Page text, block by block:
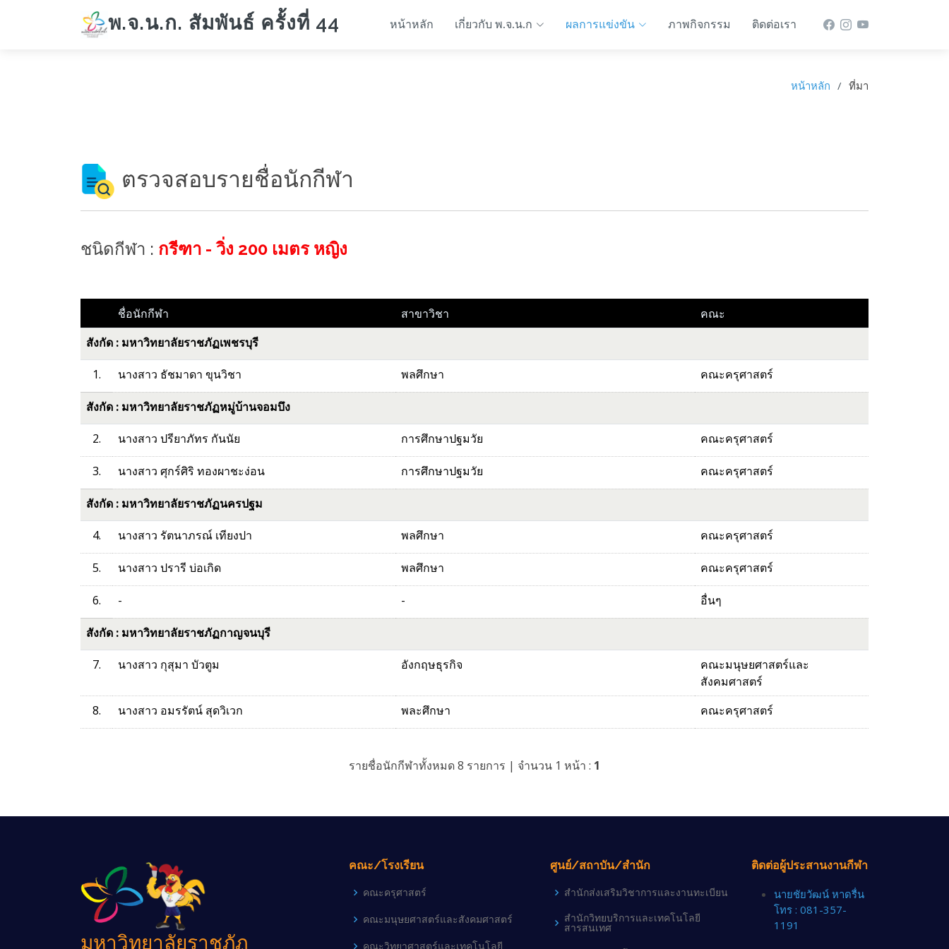
พ.จ.น.ก. สัมพันธ์ ครั้งที่ 44 หน้าหลัก เกี่ยวกับ พ.จ.น.ก ผลการแข่งขัน ภาพกิจกรรม ติดต่อเรา
หน้าหลัก ที่มา
ตรวจสอบรายชื่อนักกีฬา
ชนิดกีฬา : กรีฑา - วิ่ง 200 เมตร หญิง
ชื่อนักกีฬา สาขาวิชา
คณะ
สังกัด : มหาวิทยาลัยราชภัฏเพชรบุรี
1. นางสาว ธัชมาดา ขุนวิชา พลศึกษา คณะครุศาสตร์
สังกัด : มหาวิทยาลัยราชภัฏหมู่บ้านจอมบึง
2. นางสาว ปรียาภัทร กันนัย การศึกษาปฐมวัย คณะครุศาสตร์
3. นางสาว ศุกร์ศิริ ทองผาชะง่อน การศึกษาปฐมวัย คณะครุศาสตร์
สังกัด : มหาวิทยาลัยราชภัฏนครปฐม
4. นางสาว รัตนาภรณ์ เทียงปา พลศึกษา คณะครุศาสตร์
5. นางสาว ปรารี บ่อเกิด พลศึกษา คณะครุศาสตร์
6. - - อื่นๆ
สังกัด : มหาวิทยาลัยราชภัฏกาญจนบุรี
7. นางสาว กุสุมา บัวตูม อังกฤษธุรกิจ
คณะมนุษยศาสตร์และ
สังคมศาสตร์
8.
นางสาว อมรรัตน์ สุดวิเวก พละศึกษา คณะครุศาสตร์
รายชื่อนักกีฬาทั้งหมด 8 รายการ | จำนวน 1 หน้า : 1
มหาวิทยาลัยราชภัฏ
คณะ/โรงเรียน
คณะครุศาสตร์
คณะมนุษยศาสตร์และสังคมศาสตร์
คณะวิทยาศาสตร์และเทคโนโลยี
ศูนย์/สถาบัน/สำนัก
สำนักส่งเสริมวิชาการและงานทะเบียน
สำนักวิทยบริการและเทคโนโลยี
สารสนเทศ
ติดต่อผู้ประสานงานกีฬา
นายชัยวัฒน์ หาดรื่น
โทร : 081-357-
1191